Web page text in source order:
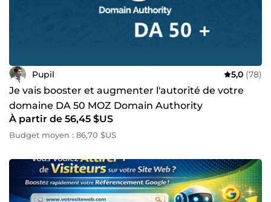
Pupil 5,0 (78)
Je vais booster et augmenter l'autorité de votre
domaine DA 50 MOZ Domain Authority
À partir de 56,45 $US
Budget moyen : 86,70 $US